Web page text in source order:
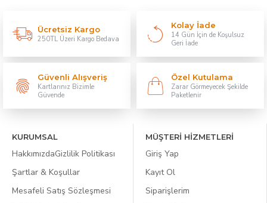
Ücretsiz Kargo
250TL Üzeri Kargo Bedava
Kolay İade
14 Gün İçin de Koşulsuz
Geri İade
Güvenli Alışveriş
Kartlarınız Bizimle
Güvende
Özel Kutulama
Zarar Görmeyecek Şekilde
Paketlenir
KURUMSAL
HakkımızdaGizlilik Politikası
Şartlar & Koşullar
Mesafeli Satış Sözleşmesi
MÜŞTERİ HİZMETLERİ
Giriş Yap
Kayıt Ol
Siparişlerim